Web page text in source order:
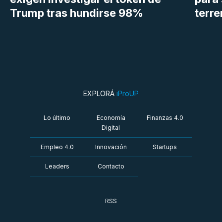
Trump tras hundirse 98%
EXPLORÁ iProUP
Lo último
Economía
Digital
Finanzas 4.0
Empleo 4.0 Innovación Startups
Leaders Contacto
RSS